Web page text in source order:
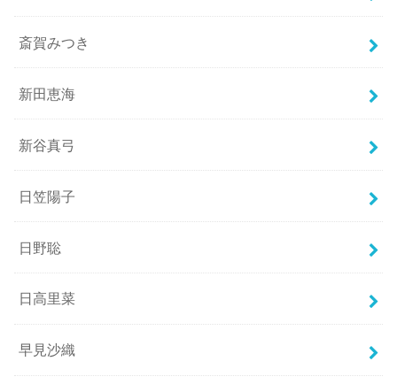
斎賀みつき
新田恵海
新谷真弓
日笠陽子
日野聡
日高里菜
早見沙織